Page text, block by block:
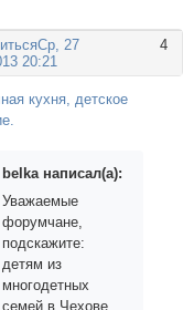
4
Ср, 27
20:21
кухня, детское
belkа написал(а):
Уважаемые
форумчане,
подскажите:
детям из
многодетных
семей в Чехове